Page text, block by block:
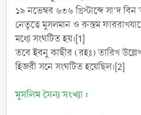
১৯ নভেম্বর ৬৩৬ খ্রিস্টাব্দে সা‘দ
নেতৃত্বে মুসলমান ও রুস্তম
মধ্যে সংঘটিত হয়।[1]
তবে ইবনু কাছীর (রহঃ) তারিখ
হিজরী সনে সংঘটিত হয়েছিল।[2]
মুসলিম সৈন্য সংখ্যা :